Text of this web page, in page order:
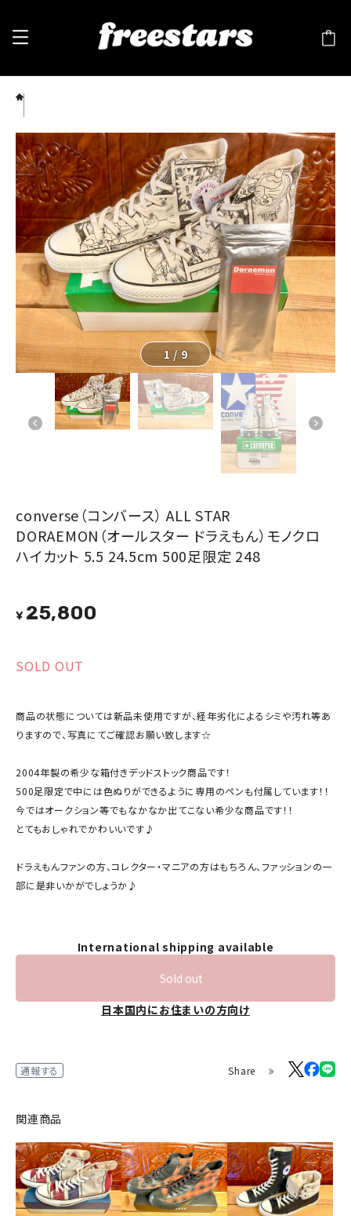
ハイカット 5.5 24.5cm 500足限定 248
1 / 9
converse（コンバース） ALL STAR
DORAEMON（オールスター ドラえもん）モノクロ
ハイカット 5.5 24.5cm 500足限定 248
¥ 25,800
SOLD OUT
商品の状態については新品未使用ですが、経年劣化によるシミや汚れ等あ
りますので、写真にてご確認お願い致します☆
2004年製の希少な箱付きデッドストック商品です！
500足限定で中には色ぬりができるように専用のペンも付属しています！！
今ではオークション等でもなかなか出てこない希少な商品です！！
とてもおしゃれでかわいいです♪
ドラえもんファンの方、コレクター・マニアの方はもちろん、ファッションの一
部に是非いかがでしょうか♪
International shipping available
Sold out
日本国内にお住まいの方向け
通報する Share
関連商品